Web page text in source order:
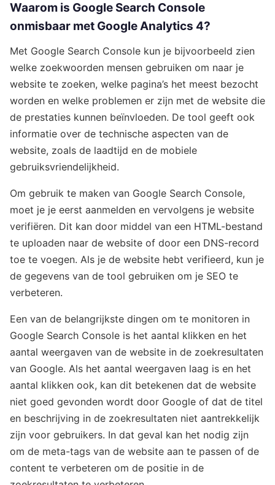
Waarom is Google Search Console
onmisbaar met Google Analytics 4?
Met Google Search Console kun je bijvoorbeeld zien
welke zoekwoorden mensen gebruiken om naar je
website te zoeken, welke pagina’s het meest bezocht
worden en welke problemen er zijn met de website die
de prestaties kunnen beïnvloeden. De tool geeft ook
informatie over de technische aspecten van de
website, zoals de laadtijd en de mobiele
gebruiksvriendelijkheid.
Om gebruik te maken van Google Search Console,
moet je je eerst aanmelden en vervolgens je website
verifiëren. Dit kan door middel van een HTML-bestand
te uploaden naar de website of door een DNS-record
toe te voegen. Als je de website hebt verifieerd, kun je
de gegevens van de tool gebruiken om je SEO te
verbeteren.
Een van de belangrijkste dingen om te monitoren in
Google Search Console is het aantal klikken en het
aantal weergaven van de website in de zoekresultaten
van Google. Als het aantal weergaven laag is en het
aantal klikken ook, kan dit betekenen dat de website
niet goed gevonden wordt door Google of dat de titel
en beschrijving in de zoekresultaten niet aantrekkelijk
zijn voor gebruikers. In dat geval kan het nodig zijn
om de meta-tags van de website aan te passen of de
content te verbeteren om de positie in de